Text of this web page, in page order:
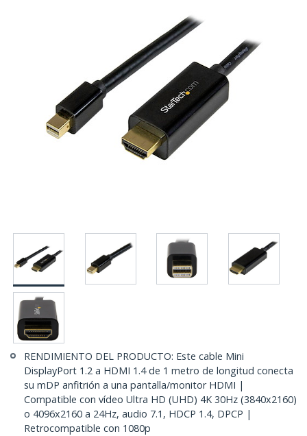
RENDIMIENTO DEL PRODUCTO: Este cable Mini
DisplayPort 1.2 a HDMI 1.4 de 1 metro de longitud conecta
su mDP anfitrión a una pantalla/monitor HDMI |
Compatible con vídeo Ultra HD (UHD) 4K 30Hz (3840x2160)
o 4096x2160 a 24Hz, audio 7.1, HDCP 1.4, DPCP |
Retrocompatible con 1080p